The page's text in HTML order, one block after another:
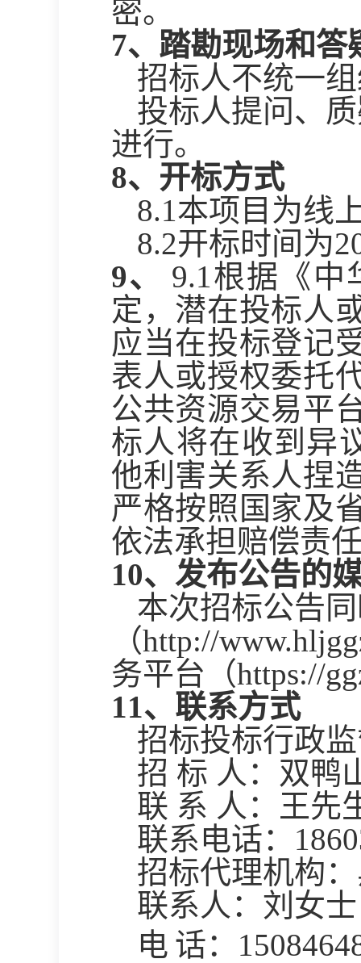
密。
7、踏勘现场和答
招标人不统一
投标人提问、
进行。
8、开标方式
8.1本项目为线
8.2开标时间为
9、 9.1根据《中
定，潜在投标人
应当在投标登记
表人或授权委托
公共资源交易平
标人将在收到异
他利害关系人捏
严格按照国家及
依法承担赔偿责
10、发布公告的
本次招标公告
（http://
务平台（https://
11、联系方式
招标投标行政
招 标 人： 双鸭
联 系 人： 王先
联系电话：
招标代理机构：
联系人： 刘女士
电 话：